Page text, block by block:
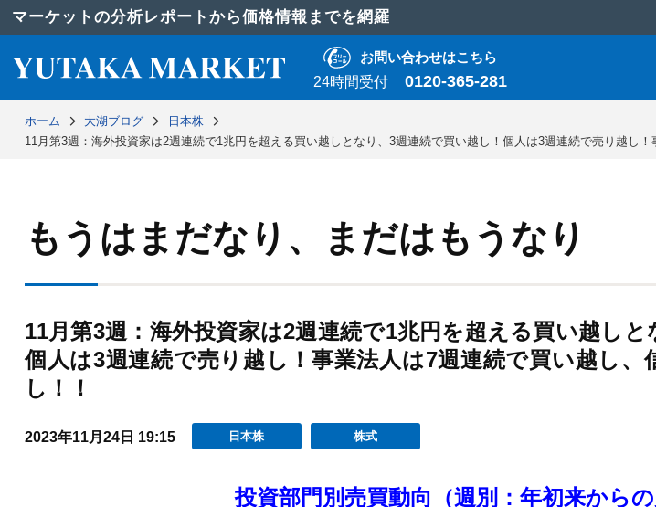
マーケットの分析レポートから価格情報までを網羅
お問い合わせはこちら
24時間受付
0120-365-281
ホーム 大湖ブログ
日本株
11月第3週：海外投資家は2週連続で1兆円を超える買い越しとなり、3週連続で買い越し！個人は3週連続で売り越し
もうはまだなり、まだはもうなり
11月第3週：海外投資家は2週連続で1兆円を超える買い越しと
個人は3週連続で売り越し！事業法人は7週連続で買い越し、
し！！
2023年11月24日 19:15 日本株 株式
投資部門別売買動向（週別：年初来からの